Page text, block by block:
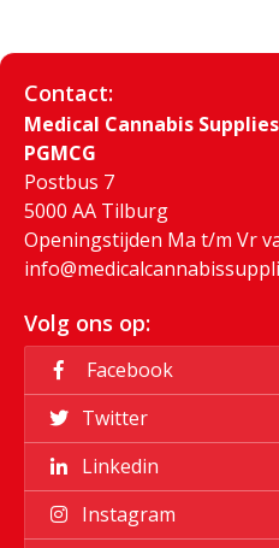
Contact:
Medical Cannabis
PGMCG
Postbus 7
5000 AA Tilburg
Openingstijden Ma t/m Vr
Volg ons op:
Facebook
Twitter
Linkedin
Instagram